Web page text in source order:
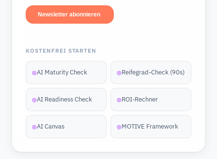
KOSTENFREI STARTEN
◎AI Maturity Check ◎Reifegrad-Check (90s)
◎AI Readiness Check ◎ROI-Rechner
◎AI Canvas ◎MOTIVE Framework